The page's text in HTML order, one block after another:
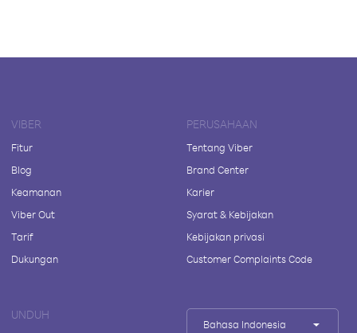
VIBER
Fitur
Blog
Keamanan
Viber Out
Tarif
Dukungan
PERUSAHAAN
Tentang Viber
Brand Center
Karier
Syarat & Kebijakan
Kebijakan privasi
Customer Complaints Code
UNDUH
Bahasa Indonesia